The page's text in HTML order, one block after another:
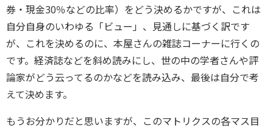
券・現金30％などの比率）をどう決めるかですが、これは
自分自身のいわゆる「ビュー」、見通しに基づく訳です
が、これを決めるのに、本屋さんの雑誌コーナーに行くの
です。経済誌などを斜め読みにし、世の中の学者さんや評
論家がどう云ってるのかなどを読み込み、最後は自分で考
えて決めます。
もうお分かりだと思いますが、このマトリクスの各マス目